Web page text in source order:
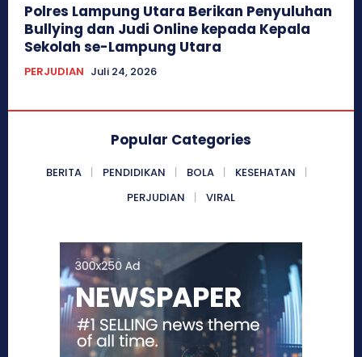
Polres Lampung Utara Berikan Penyuluhan
Bullying dan Judi Online kepada Kepala
Sekolah se-Lampung Utara
PERJUDIAN Juli 24, 2026
Popular Categories
BERITA PENDIDIKAN BOLA
KESEHATAN
PERJUDIAN
VIRAL